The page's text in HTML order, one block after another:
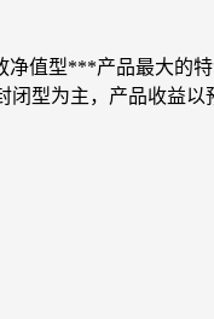
值型***产品最大的
型为主，产品收益